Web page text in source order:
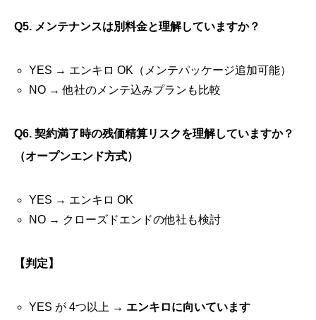
Q5. メンテナンスは別料金と理解していますか？
YES → エンキロ OK（メンテパッケージ追加可能）
NO → 他社のメンテ込みプランも比較
Q6. 契約満了時の残価精算リスクを理解していますか？
（オープンエンド方式）
YES → エンキロ OK
NO → クローズドエンドの他社も検討
【判定】
YES が 4つ以上 → エンキロに向いています